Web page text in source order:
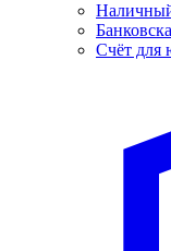
Счёт для